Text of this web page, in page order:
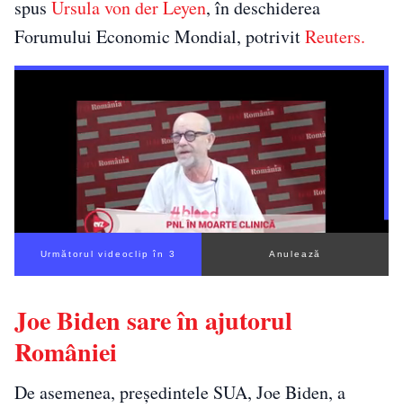
spus Ursula von der Leyen, în deschiderea
Forumului Economic Mondial, potrivitReuters.
Următorul videoclip în 3 Anulează
Joe Biden sare în ajutorul
României
De asemenea, preşedintele SUA, Joe Biden, a